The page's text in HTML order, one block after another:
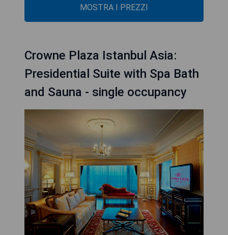
MOSTRA I PREZZI
Crowne Plaza Istanbul Asia:
Presidential Suite with Spa Bath
and Sauna - single occupancy